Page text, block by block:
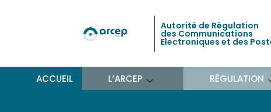
Autorité de Régulation
des Communications
Electroniques et des
ACCUEIL L’ARCEP RÉGULATION